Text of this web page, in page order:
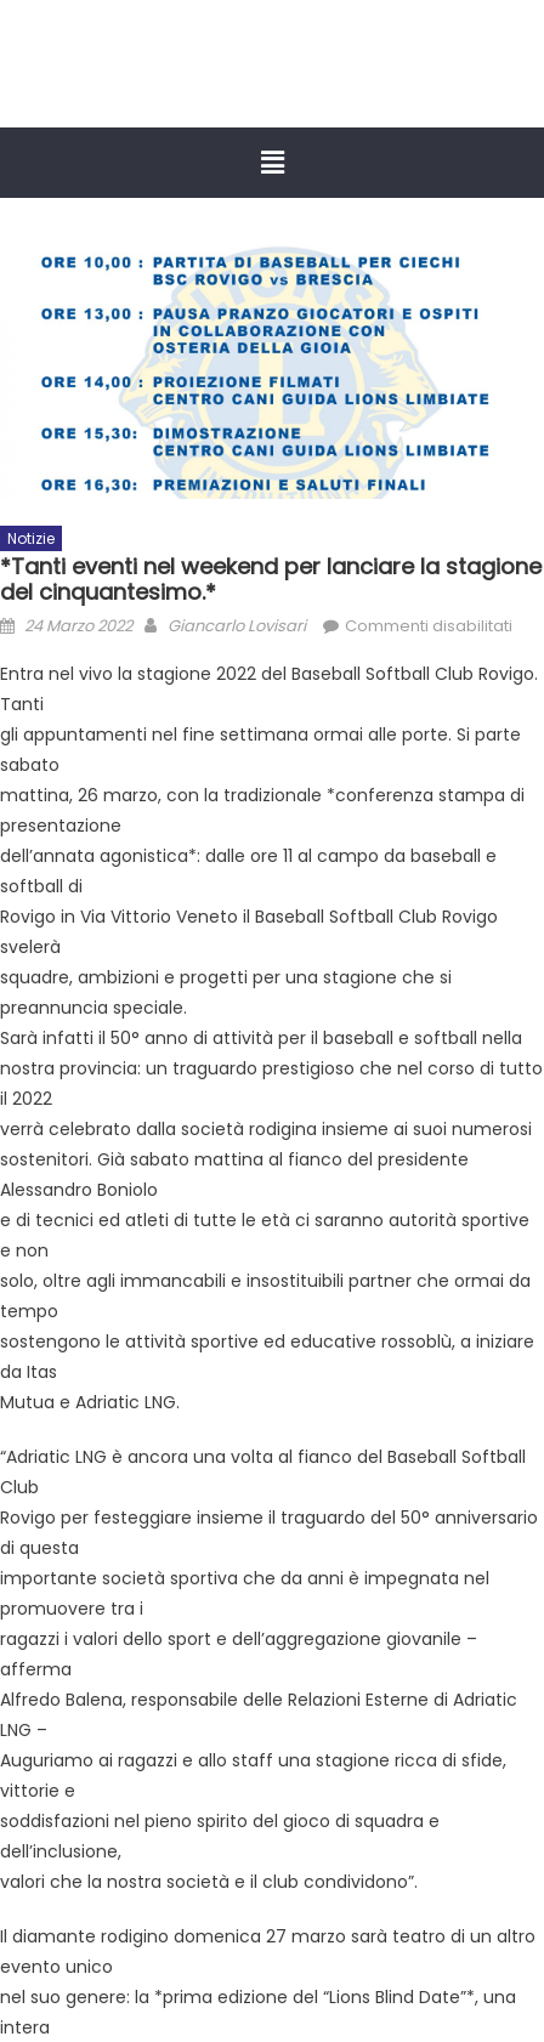
Notizie
*Tanti eventi nel weekend per lanciare la stagione
del cinquantesimo.*
24 Marzo 2022 Giancarlo Lovisari Commenti disabilitati
Entra nel vivo la stagione 2022 del Baseball Softball Club Rovigo.
Tanti
gli appuntamenti nel fine settimana ormai alle porte. Si parte
sabato
mattina, 26 marzo, con la tradizionale *conferenza stampa di
presentazione
dell’annata agonistica*: dalle ore 11 al campo da baseball e
softball di
Rovigo in Via Vittorio Veneto il Baseball Softball Club Rovigo
svelerà
squadre, ambizioni e progetti per una stagione che si
preannuncia speciale.
Sarà infatti il 50° anno di attività per il baseball e softball nella
nostra provincia: un traguardo prestigioso che nel corso di tutto
il 2022
verrà celebrato dalla società rodigina insieme ai suoi numerosi
sostenitori. Già sabato mattina al fianco del presidente
Alessandro Boniolo
e di tecnici ed atleti di tutte le età ci saranno autorità sportive
e non
solo, oltre agli immancabili e insostituibili partner che ormai da
tempo
sostengono le attività sportive ed educative rossoblù, a iniziare
da Itas
Mutua e Adriatic LNG.
“Adriatic LNG è ancora una volta al fianco del Baseball Softball
Club
Rovigo per festeggiare insieme il traguardo del 50° anniversario
di questa
importante società sportiva che da anni è impegnata nel
promuovere tra i
ragazzi i valori dello sport e dell’aggregazione giovanile –
afferma
Alfredo Balena, responsabile delle Relazioni Esterne di Adriatic
LNG –
Auguriamo ai ragazzi e allo staff una stagione ricca di sfide,
vittorie e
soddisfazioni nel pieno spirito del gioco di squadra e
dell’inclusione,
valori che la nostra società e il club condividono”.
Il diamante rodigino domenica 27 marzo sarà teatro di un altro
evento unico
nel suo genere: la *prima edizione del “Lions Blind Date”*, una
intera